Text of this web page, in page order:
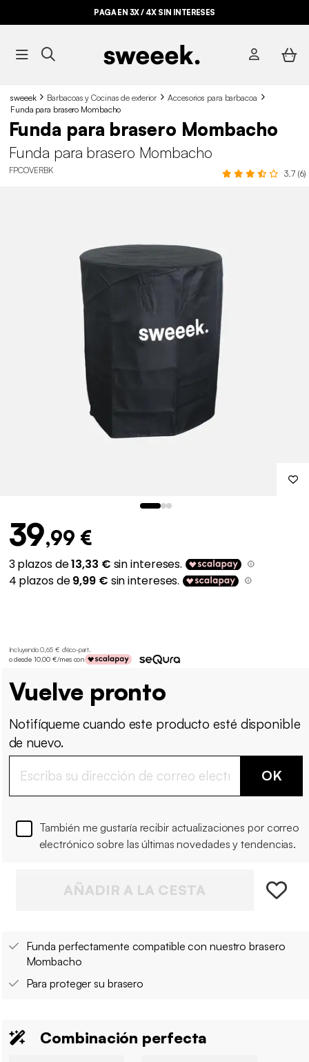
PAGA EN 3X / 4X SIN INTERESES
sweeek Barbacoas y Cocinas de exterior
Accesorios para barbacoa
Funda para brasero Mombacho
Funda para brasero Mombacho
Funda para brasero Mombacho
FPCOVERBK 3.7 (6)
39,99 €
Incluyendo 0,65 € d'éco-part.
o desde 10,00 €/mes con
Vuelve pronto
Notifíqueme cuando este producto esté disponible
de nuevo.
OK
También me gustaría recibir actualizaciones por correo
electrónico sobre las últimas novedades y tendencias.
AÑADIR A LA CESTA
Funda perfectamente compatible con nuestro brasero
Mombacho
Para proteger su brasero
Combinación perfecta